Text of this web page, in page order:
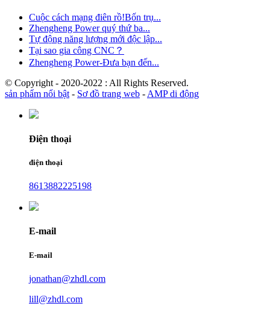
Cuộc cách mạng điên rồ!Bốn trụ...
Zhengheng Power quý thứ ba...
Tự động năng lượng mới độc lập...
Tại sao gia công CNC？
Zhengheng Power-Đưa bạn đến...
© Copyright - 2020-2022 : All Rights Reserved.
sản phẩm nổi bật - Sơ đồ trang web - AMP di động
Điện thoại
điện thoại
8613882225198
E-mail
E-mail
jonathan@zhdl.com
lill@zhdl.com